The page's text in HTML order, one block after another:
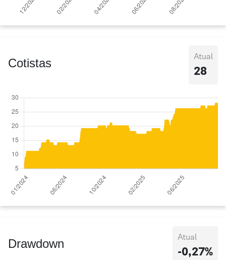
Cotistas Atual
28
Drawdown Atual
-0,27%